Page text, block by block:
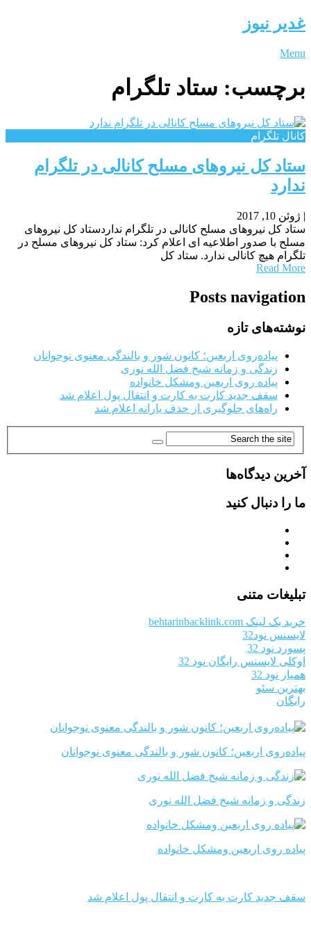
غدیر نیوز
Menu
برچسب: ستاد تلگرام
کانال تلگرام
ستاد کل نیروهای مسلح کانالی در تلگرام
ندارد
| ژوئن 10, 2017
ستاد کل نیروهای مسلح کانالی در تلگرام نداردستاد کل نیروهای
مسلح با صدور اطلاعیه ای اعلام کرد: ستاد کل نیروهای مسلح در
تلگرام هیچ کانالی ندارد. ستاد کل
Read More
Posts navigation
نوشته‌های تازه
پیاده‌روی اربعین؛ کانون شور و بالندگی معنوی نوجوانان
زندگی و زمانه شیخ فضل الله نوری
پیاده روی اربعین ومشکل خانواده
سقف جدید کارت به کارت و انتقال پول اعلام شد
راه‌های جلوگیری از حذف یارانه اعلام شد
آخرین دیدگاه‌ها
ما را دنبال کنید
تبلیغات متنی
خرید بک لینک behtarinbacklink.com
لایسنس نود32
پسورد نود 32
اوکلی لایسنس رایگان نود 32
همیار نود 32
بهترین سئو
رایگان
پیاده‌روی اربعین؛ کانون شور و بالندگی معنوی نوجوانان
زندگی و زمانه شیخ فضل الله نوری
پیاده روی اربعین ومشکل خانواده
سقف جدید کارت به کارت و انتقال پول اعلام شد